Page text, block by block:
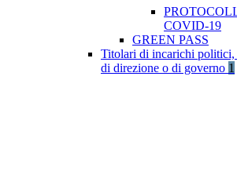
COVID-19
GREEN PASS
Titolari di incarichi politici,
di direzione o di governo 1